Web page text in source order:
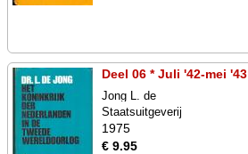
Deel 06 * Juli '42-mei '43
Jong L. de
Staatsuitgeverij
1975
€ 9.95